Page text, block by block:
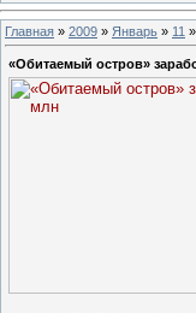
Главная » 2009 » Январь » 11
«Обитаемый остров»